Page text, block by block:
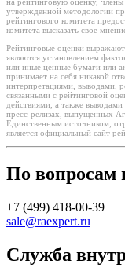
утвержденной методологии
рейтингового комитета
комитета высказать свое
Рейтинговые оценки
являются установлением
или иные ценные бумаги или
принимает на себя никакой
интерпретациями, выводами,
связанными с рейтинговой
действиями, а также
пресс-релизах, выпущенных
Единственным источником,
является официальный сайт
По вопросам
+7 (499) 418-00-39
sale@raexpert.ru
Служба